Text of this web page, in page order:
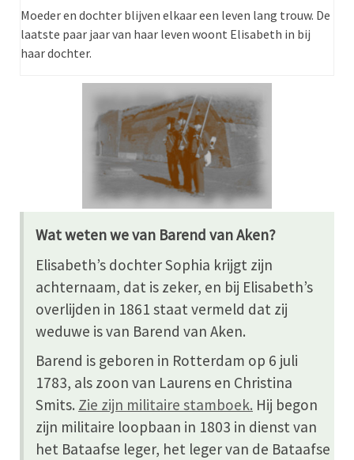
Moeder en dochter blijven elkaar een leven lang trouw. De
laatste paar jaar van haar leven woont Elisabeth in bij
haar dochter.
Wat weten we van Barend van Aken?
Elisabeth’s dochter Sophia krijgt zijn
achternaam, dat is zeker, en bij Elisabeth’s
overlijden in 1861 staat vermeld dat zij
weduwe is van Barend van Aken.
Barend is geboren in Rotterdam op 6 juli
1783, als zoon van Laurens en Christina
Smits. Zie zijn militaire stamboek. Hij begon
zijn militaire loopbaan in 1803 in dienst van
het Bataafse leger, het leger van de Bataafse